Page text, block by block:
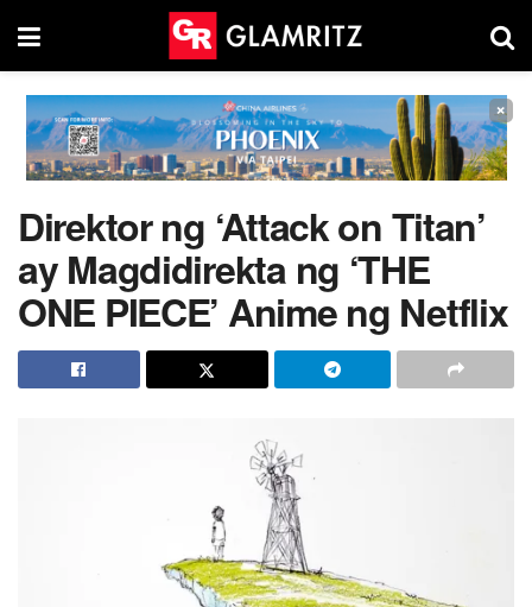
×
Direktor ng ‘Attack on Titan’
ay Magdidirekta ng ‘THE
ONE PIECE’ Anime ng Netflix